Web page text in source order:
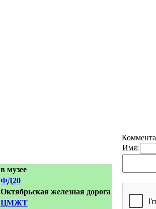
в музее
ФД20
Октябрьская железная дорога
ЦМЖТ
Имя: